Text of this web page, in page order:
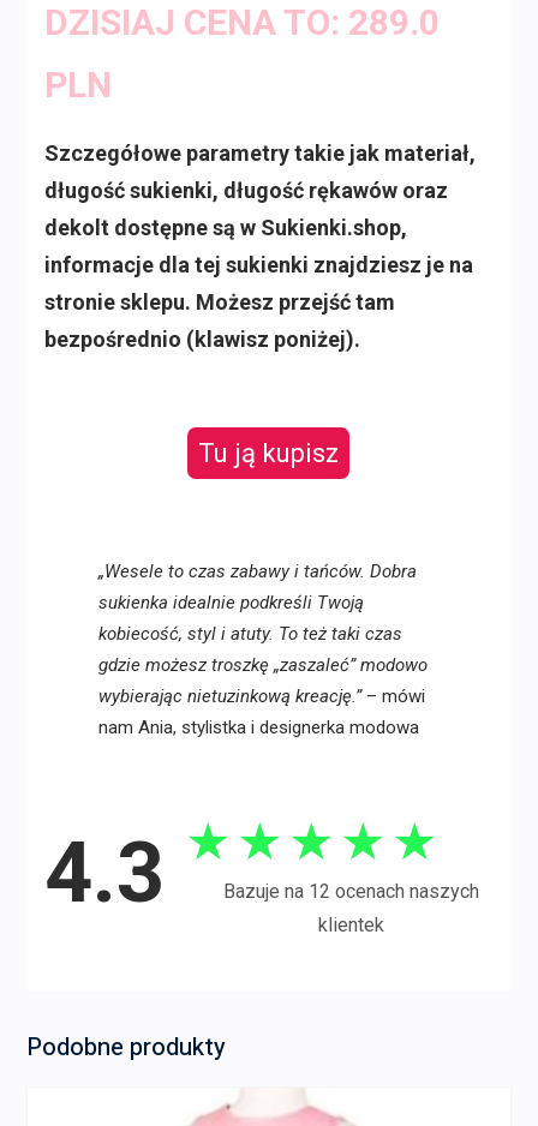
DZISIAJ CENA TO: 289.0
PLN
Szczegółowe parametry takie jak materiał,
długość sukienki, długość rękawów oraz
dekolt dostępne są w Sukienki.shop,
informacje dla tej sukienki znajdziesz je na
stronie sklepu. Możesz przejść tam
bezpośrednio (klawisz poniżej).
Tu ją kupisz
„Wesele to czas zabawy i tańców. Dobra
sukienka idealnie podkreśli Twoją
kobiecość, styl i atuty. To też taki czas
gdzie możesz troszkę „zaszaleć” modowo
wybierając nietuzinkową kreację.”– mówi
nam Ania, stylistka i designerka modowa
4.3 ★ ★ ★ ★ ★
Bazuje na 12 ocenach naszych
klientek
Podobne produkty